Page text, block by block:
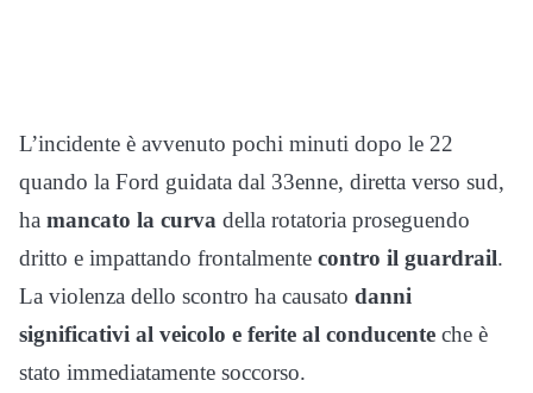
L’incidente è avvenuto pochi minuti dopo le 22
quando la Ford guidata dal 33enne, diretta verso sud,
ha mancato la curva della rotatoria proseguendo
dritto e impattando frontalmente contro il guardrail.
La violenza dello scontro ha causato danni
significativi al veicolo e ferite al conducente che è
stato immediatamente soccorso.